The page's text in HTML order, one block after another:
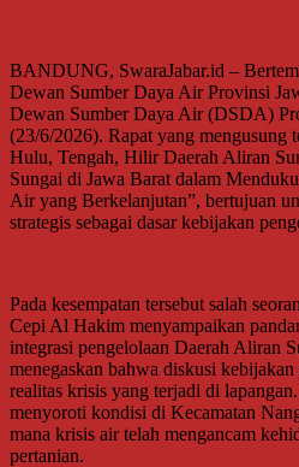
BANDUNG, SwaraJabar.id –
Dewan Sumber Daya Air Provinsi
Dewan Sumber Daya Air (DSDA)
(23/6/2026). Rapat yang mengusung
Hulu, Tengah, Hilir Daerah Aliran
Sungai di Jawa Barat dalam
Air yang Berkelanjutan”, bertujuan
strategis sebagai dasar kebijakan
Pada kesempatan tersebut salah
Cepi Al Hakim menyampaikan
integrasi pengelolaan Daerah Aliran
menegaskan bahwa diskusi
realitas krisis yang terjadi di
menyoroti kondisi di Kecamatan
mana krisis air telah mengancam
pertanian.